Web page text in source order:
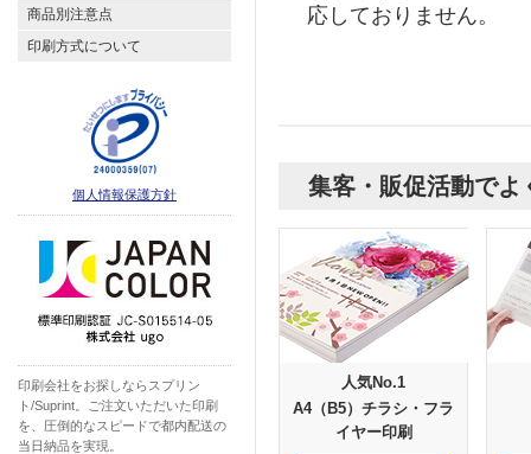
商品別注意点
印刷方式について
個人情報保護方針
印刷会社をお探しならスプリン
ト/Suprint。ご注文いただいた印刷
を、圧倒的なスピードで都内配送の
当日納品を実現。
応しておりません。
集客・販促活動でよ
人気No.1
A4（B5）チラシ・フラ
イヤー印刷